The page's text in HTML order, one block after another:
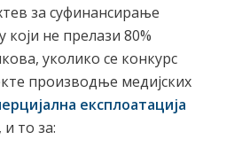
за суфинансирање
који не прелази 80%
уколико се конкурс
производње медијских
експлоатација
, и то за: